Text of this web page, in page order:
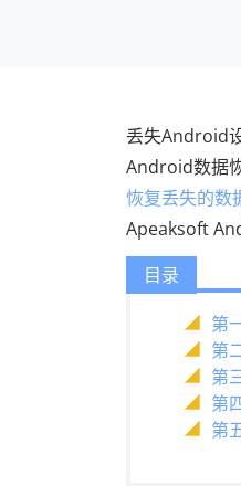
丢失Android
Android数据
恢复丢失的数
Apeaksoft
目录
第
第
第
第
第